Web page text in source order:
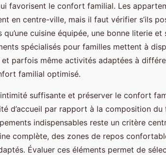
favorisent le confort familial. Les
en centre-ville, mais il faut vérifier s’ils
qu’une cuisine équipée, une bonne literie
spécialisés pour familles mettent à
parfois même activités adaptées à
familial optimisé.
intimité suffisante et préserver le confort
d’accueil par rapport à la composition
indispensables reste un critère
complète, des zones de repos
Évaluer ces éléments permet de